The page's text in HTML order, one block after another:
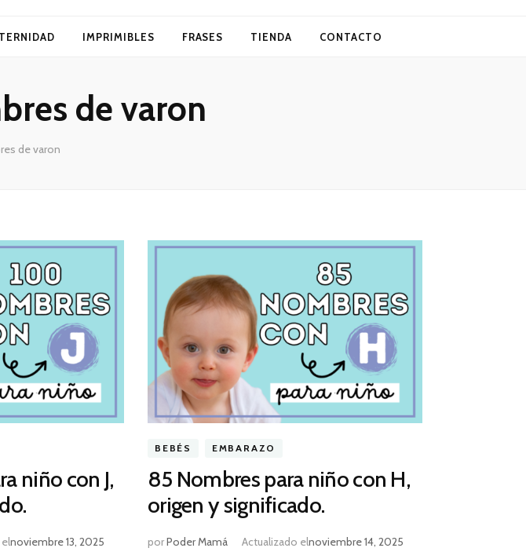
IMPRIMIBLES FRASES TIENDA CONTACTO
de varon
de varon
niño con J,
noviembre 13, 2025
BEBÉS EMBARAZO
85 Nombres para niño con H,
origen y significado.
porPoder Mamá Actualizado elnoviembre 14, 2025